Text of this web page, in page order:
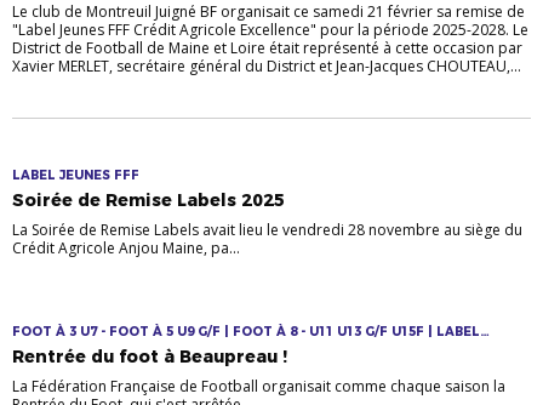
Le club de Montreuil Juigné BF organisait ce samedi 21 février sa remise de
"Label Jeunes FFF Crédit Agricole Excellence" pour la période 2025-2028. Le
District de Football de Maine et Loire était représenté à cette occasion par
Xavier MERLET, secrétaire général du District et Jean-Jacques CHOUTEAU,...
LABEL JEUNES FFF
Soirée de Remise Labels 2025
La Soirée de Remise Labels avait lieu le vendredi 28 novembre au siège du
Crédit Agricole Anjou Maine, pa...
FOOT À 3 U7 - FOOT À 5 U9 G/F | FOOT À 8 - U11 U13 G/F U15F | LABEL
JEUNES FFF
Rentrée du foot à Beaupreau !
La Fédération Française de Football organisait comme chaque saison la